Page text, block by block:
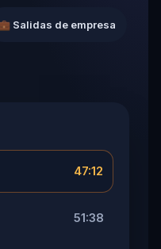
Salidas de empresa
47:12
51:38